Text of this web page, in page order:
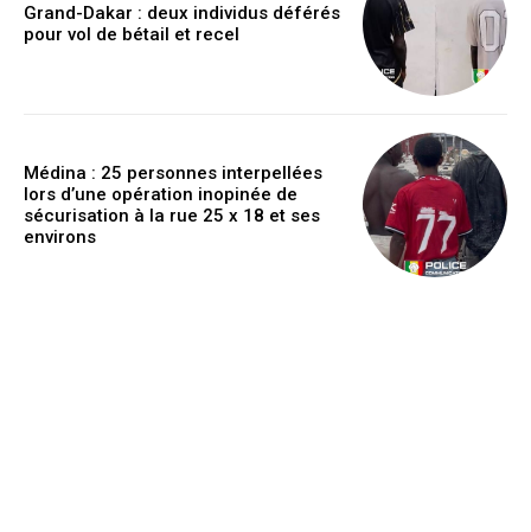
Grand-Dakar : deux individus déférés
pour vol de bétail et recel
Médina : 25 personnes interpellées
lors d’une opération inopinée de
sécurisation à la rue 25 x 18 et ses
environs